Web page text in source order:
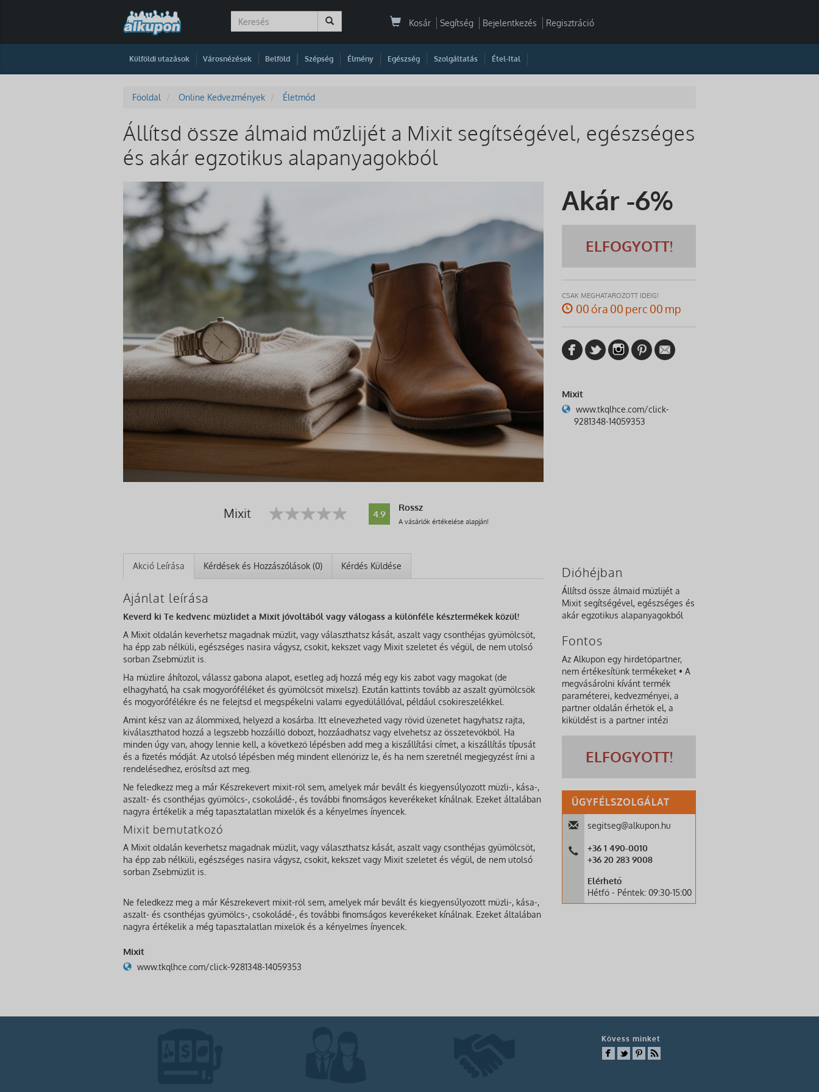
Kosár Segítség Bejelentkezés Regisztráció
Külföldi utazások Városnézések Belföld Szépség Élmény Egészség Szolgáltatás Étel-Ital
Főoldal Online Kedvezmények Életmód
Állítsd össze álmaid műzlijét a Mixit segítségével, egészséges
és akár egzotikus alapanyagokból
Mixit 4.9
Rossz
A vásárlók értékelése alapján!
Akár -6%
ELFOGYOTT!
CSAK MEGHATÁROZOTT IDEIG!
00 óra 00 perc 00 mp
Mixit
www.tkqlhce.com/click-
9281348-14059353
Akció Leírása Kérdések és Hozzászólások (0) Kérdés Küldése
Ajánlat leírása
Keverd ki Te kedvenc müzlidet a Mixit jóvoltából vagy válogass a különféle késztermékek közül!
A Mixit oldalán keverhetsz magadnak müzlit, vagy választhatsz kását, aszalt vagy csonthéjas gyümölcsöt,
ha épp zab nélküli, egészséges nasira vágysz, csokit, kekszet vagy Mixit szeletet és végül, de nem utolsó
sorban Zsebmüzlit is.
Ha müzlire áhítozol, válassz gabona alapot, esetleg adj hozzá még egy kis zabot vagy magokat (de
elhagyható, ha csak mogyoróféléket és gyümölcsöt mixelsz). Ezután kattints tovább az aszalt gyümölcsök
és mogyorófélékre és ne felejtsd el megspékelni valami egyedülállóval, például csokireszelékkel.
Amint kész van az álommixed, helyezd a kosárba. Itt elnevezheted vagy rövid üzenetet hagyhatsz rajta,
kiválaszthatod hozzá a legszebb hozzáillő dobozt, hozzáadhatsz vagy elvehetsz az összetevőkből. Ha
minden úgy van, ahogy lennie kell, a következő lépésben add meg a kiszállítási címet, a kiszállítás típusát
és a fizetés módját. Az utolsó lépésben még mindent ellenőrizz le, és ha nem szeretnél megjegyzést írni a
rendelésedhez, erősítsd azt meg.
Ne feledkezz meg a már Készrekevert mixit-ről sem, amelyek már bevált és kiegyensúlyozott müzli-, kása-,
aszalt- és csonthéjas gyümölcs-, csokoládé-, és további finomságos keverékeket kínálnak. Ezeket általában
nagyra értékelik a még tapasztalatlan mixelők és a kényelmes ínyencek.
Mixit bemutatkozó
A Mixit oldalán keverhetsz magadnak müzlit, vagy választhatsz kását, aszalt vagy csonthéjas gyümölcsöt,
ha épp zab nélküli, egészséges nasira vágysz, csokit, kekszet vagy Mixit szeletet és végül, de nem utolsó
sorban Zsebmüzlit is.
Ne feledkezz meg a már Készrekevert mixit-ről sem, amelyek már bevált és kiegyensúlyozott müzli-, kása-,
aszalt- és csonthéjas gyümölcs-, csokoládé-, és további finomságos keverékeket kínálnak. Ezeket általában
nagyra értékelik a még tapasztalatlan mixelők és a kényelmes ínyencek.
Mixit
www.tkqlhce.com/click-9281348-14059353
Dióhéjban
Állítsd össze álmaid műzlijét a
Mixit segítségével, egészséges és
akár egzotikus alapanyagokból
Fontos
Az Alkupon egy hirdetőpartner,
nem értékesítünk termékeket • A
megvásárolni kívánt termék
paraméterei, kedvezményei, a
partner oldalán érhetők el, a
kiküldést is a partner intézi
ELFOGYOTT!
ÜGYFÉLSZOLGÁLAT
segitseg@alkupon.hu
+36 1 490-0010
+36 20 283 9008
Elérhető
Hétfő - Péntek: 09:30-15:00
Kövess minket